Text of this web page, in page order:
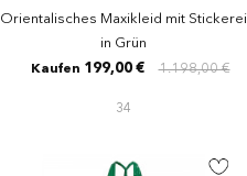
Orientalisches Maxikleid mit Stickerei
in Grün
1.198,00 €
Kaufen 199,00 €
34